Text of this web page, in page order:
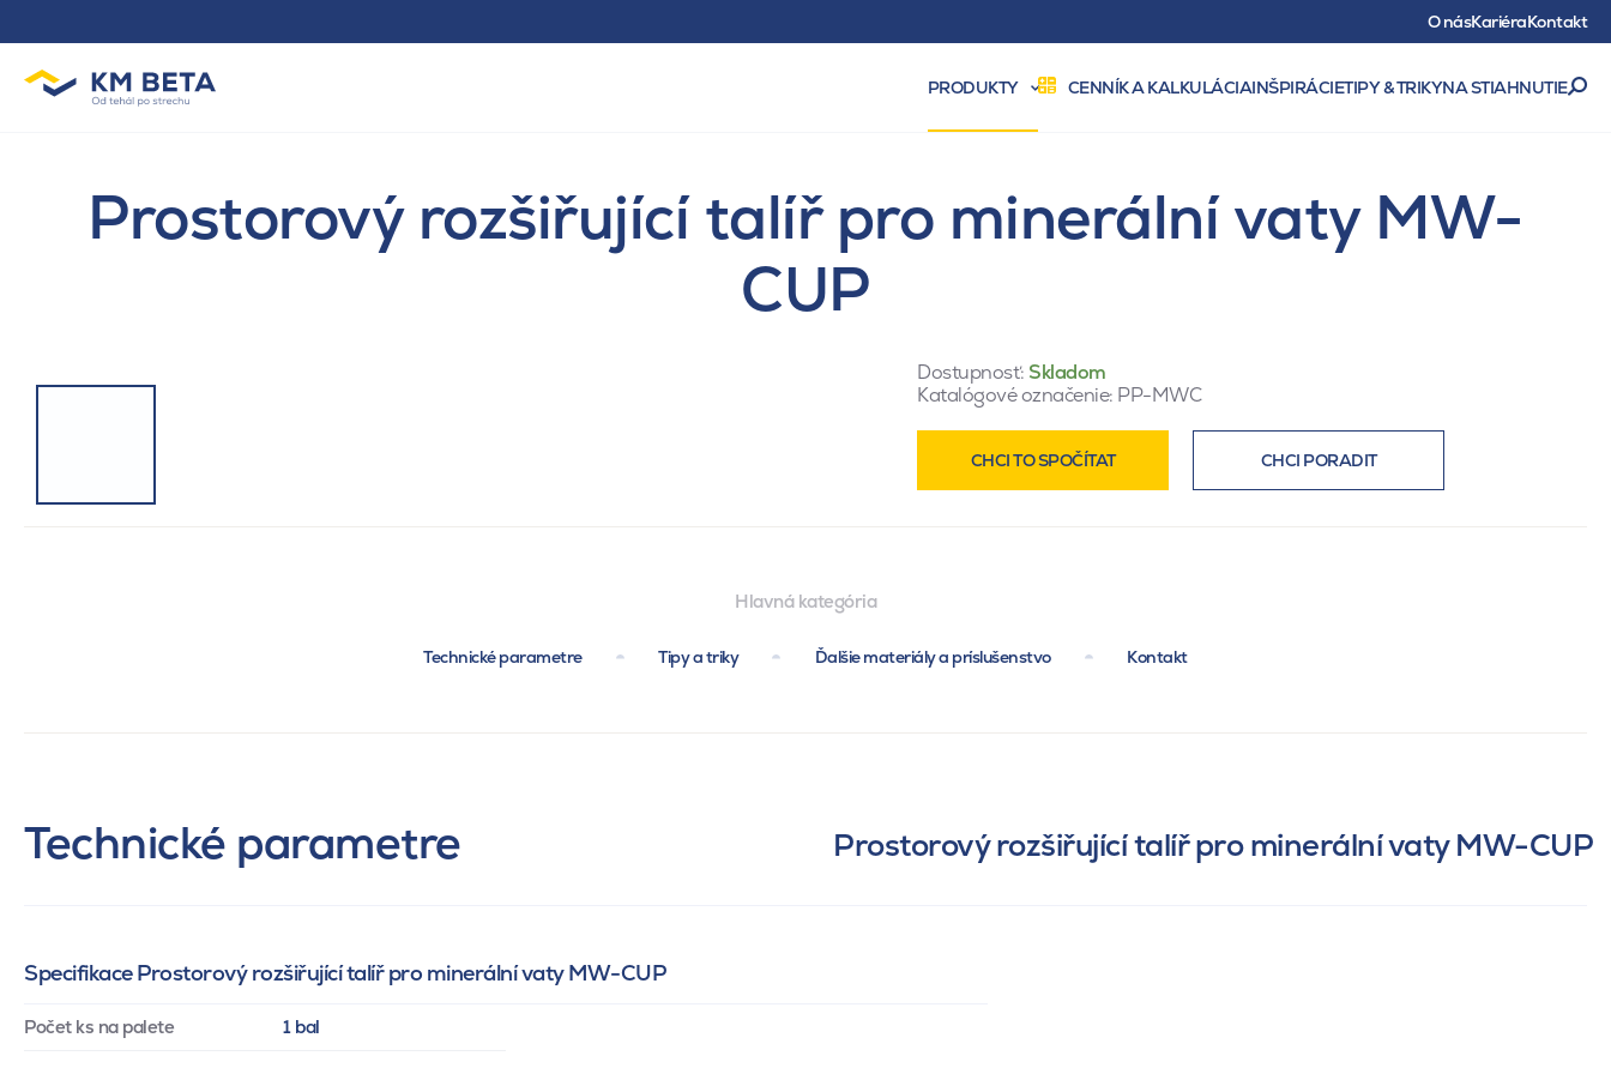
O násKariéraKontakt
PRODUKTY CENNÍK A KALKULÁCIAINŠPIRÁCIETIPY & TRIKYNA STIAHNUTIE
Prostorový rozšiřující talíř pro minerální vaty MW-
CUP
Dostupnosť: Skladom
Katalógové označenie: PP-MWC
CHCI TO SPOČÍTAT CHCI PORADIT
Hlavná kategória
Technické parametre Tipy a triky Ďalšie materiály a príslušenstvo Kontakt
Technické parametre Prostorový rozšiřující talíř pro minerální vaty MW-CUP
Specifikace Prostorový rozšiřující talíř pro minerální vaty MW-CUP
Počet ks na palete 1 bal